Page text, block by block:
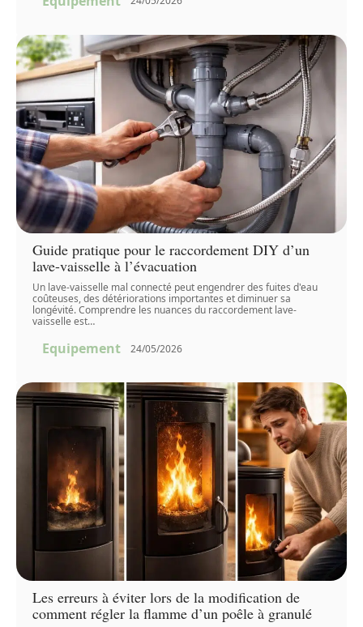
Guide pratique pour le raccordement DIY d’un
lave-vaisselle à l’évacuation
Un lave-vaisselle mal connecté peut engendrer des fuites d'eau
coûteuses, des détériorations importantes et diminuer sa
longévité. Comprendre les nuances du raccordement lave-
vaisselle est…
Equipement 24/05/2026
Les erreurs à éviter lors de la modification de
comment régler la flamme d’un poêle à granulé